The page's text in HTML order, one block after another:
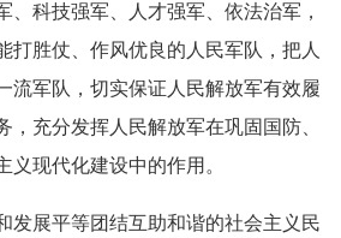
、科技强军、人才强军、依法治军，
打胜仗、作风优良的人民军队，把人
流军队，切实保证人民解放军有效履
，充分发挥人民解放军在巩固国防、
义现代化建设中的作用。
展平等团结互助和谐的社会主义民